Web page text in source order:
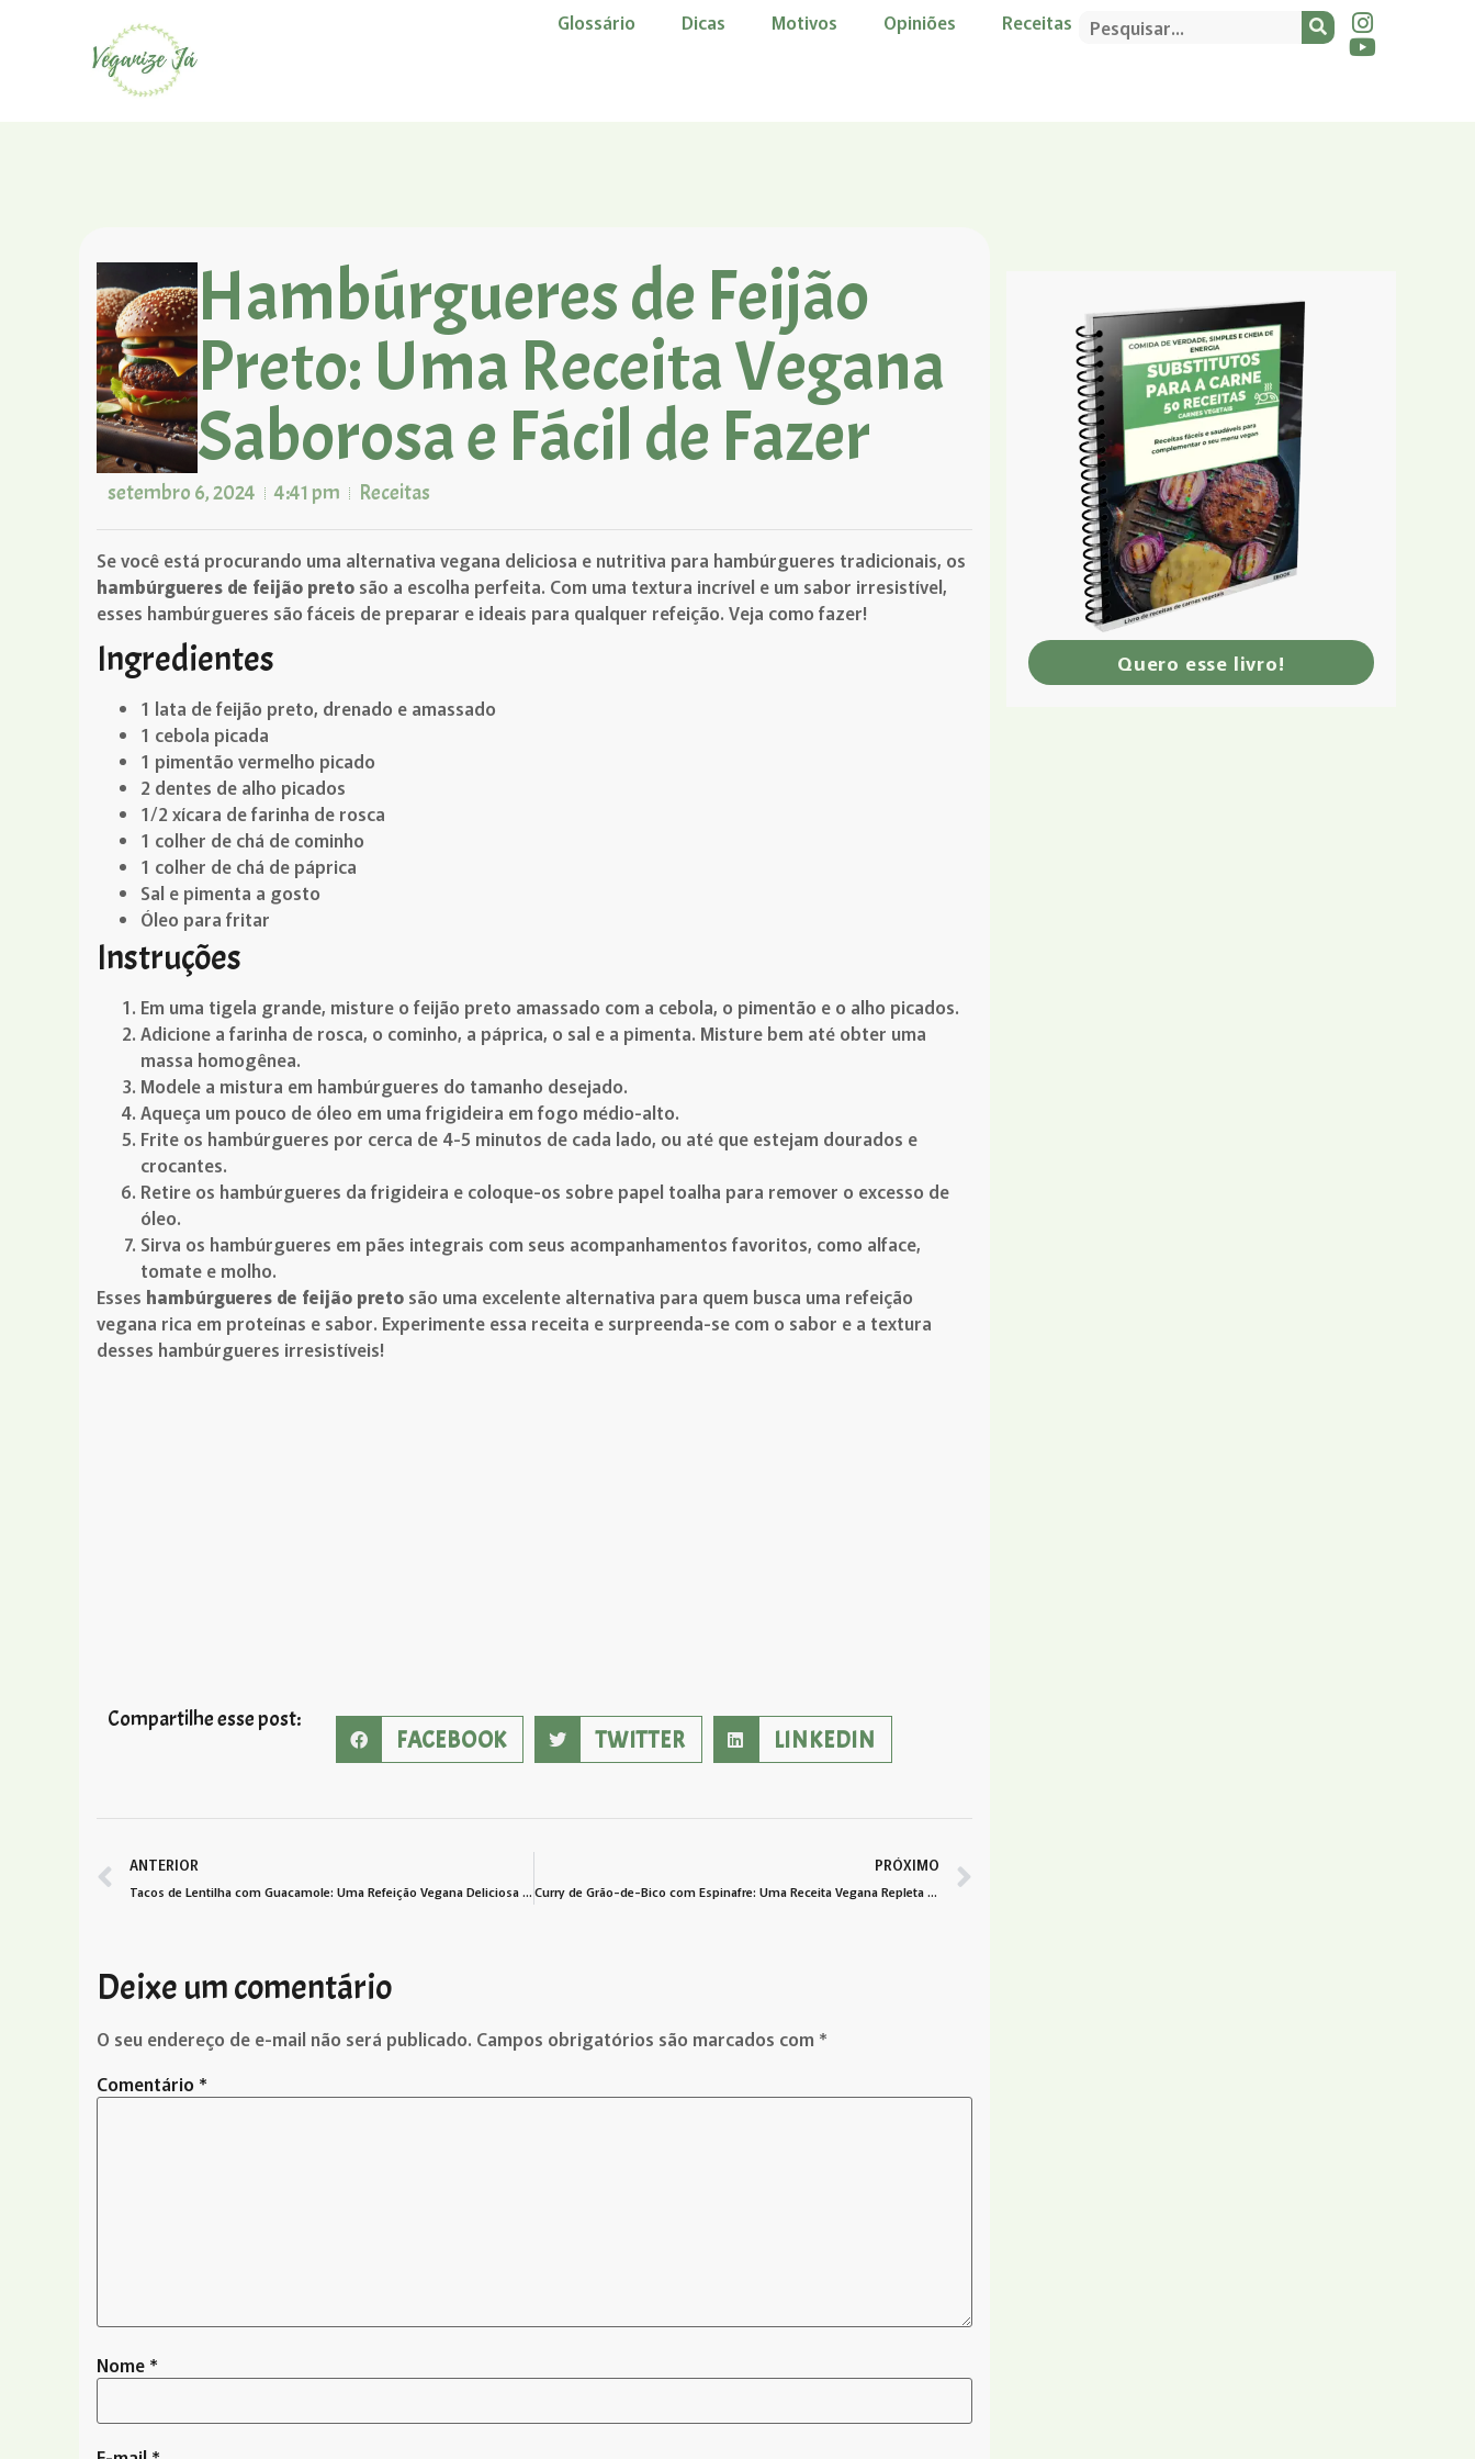
Glossário Dicas Motivos Opiniões Receitas
Hambúrgueres de Feijão
Preto: Uma Receita Vegana
Saborosa e Fácil de Fazer
setembro 6, 2024 4:41 pm Receitas
Se você está procurando uma alternativa vegana deliciosa e nutritiva para hambúrgueres tradicionais, os
hambúrgueres de feijão preto são a escolha perfeita. Com uma textura incrível e um sabor irresistível,
esses hambúrgueres são fáceis de preparar e ideais para qualquer refeição. Veja como fazer!
Ingredientes
1 lata de feijão preto, drenado e amassado
1 cebola picada
1 pimentão vermelho picado
2 dentes de alho picados
1/2 xícara de farinha de rosca
1 colher de chá de cominho
1 colher de chá de páprica
Sal e pimenta a gosto
Óleo para fritar
Instruções
Em uma tigela grande, misture o feijão preto amassado com a cebola, o pimentão e o alho picados.
Adicione a farinha de rosca, o cominho, a páprica, o sal e a pimenta. Misture bem até obter uma
massa homogênea.
Modele a mistura em hambúrgueres do tamanho desejado.
Aqueça um pouco de óleo em uma frigideira em fogo médio-alto.
Frite os hambúrgueres por cerca de 4-5 minutos de cada lado, ou até que estejam dourados e
crocantes.
Retire os hambúrgueres da frigideira e coloque-os sobre papel toalha para remover o excesso de
óleo.
Sirva os hambúrgueres em pães integrais com seus acompanhamentos favoritos, como alface,
tomate e molho.
Esses hambúrgueres de feijão preto são uma excelente alternativa para quem busca uma refeição
vegana rica em proteínas e sabor. Experimente essa receita e surpreenda-se com o sabor e a textura
desses hambúrgueres irresistíveis!
Compartilhe esse post:
FACEBOOK TWITTER LINKEDIN
ANTERIOR
Tacos de Lentilha com Guacamole: Uma Refeição Vegana Deliciosa e Nutritiva
PRÓXIMO
Curry de Grão-de-Bico com Espinafre: Uma Receita Vegana Repleta de Sabor
Deixe um comentário
O seu endereço de e-mail não será publicado. Campos obrigatórios são marcados com *
Comentário *
Nome *
Quero esse livro!